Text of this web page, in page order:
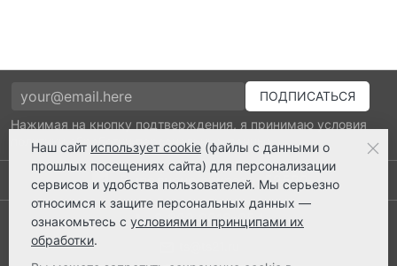
Нажимая на кнопку подтверждения, я принимаю условия
политики обработки персональных данных
Выполнено заказов: 52520
8 800 2018-054
Наш сайт использует cookie (файлы с данными о
прошлых посещениях сайта) для персонализации
сервисов и удобства пользователей. Мы серьезно
относимся к защите персональных данных —
ознакомьтесь с условиями и принципами их
обработки.